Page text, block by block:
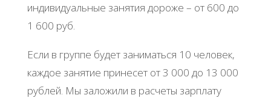
индивидуальные занятия дороже – от 600 до
1 600 руб.
Если в группе будет заниматься 10 человек,
каждое занятие принесет от 3 000 до 13 000
рублей. Мы заложили в расчеты зарплату